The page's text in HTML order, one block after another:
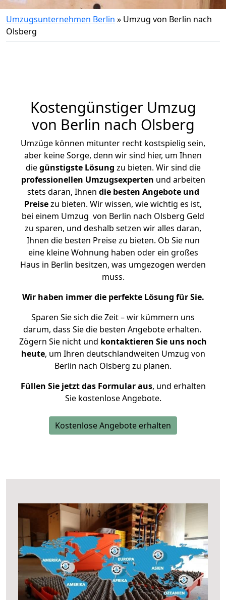
Umzugsunternehmen Berlin » Umzug von Berlin nach
Olsberg
Kostengünstiger Umzug
von Berlin nach Olsberg
Umzüge können mitunter recht kostspielig sein,
aber keine Sorge, denn wir sind hier, um Ihnen
diegünstigste Lösung zu bieten. Wir sind die
professionellen Umzugsexperten und arbeiten
stets daran, Ihnen die besten Angebote und
Preisezu bieten. Wir wissen, wie wichtig es ist,
bei einem Umzug von Berlin nach Olsberg Geld
zu sparen, und deshalb setzen wir alles daran,
Ihnen die besten Preise zu bieten. Ob Sie nun
eine kleine Wohnung haben oder ein großes
Haus in Berlin besitzen, was umgezogen werden
muss.
Wir haben immer die perfekte Lösung für Sie.
Sparen Sie sich die Zeit – wir kümmern uns
darum, dass Sie die besten Angebote erhalten.
Zögern Sie nicht und kontaktieren Sie uns noch
heute, um Ihren deutschlandweiten Umzug von
Berlin nach Olsberg zu planen.
Füllen Sie jetzt das Formular aus, und erhalten
Sie kostenlose Angebote.
Kostenlose Angebote erhalten